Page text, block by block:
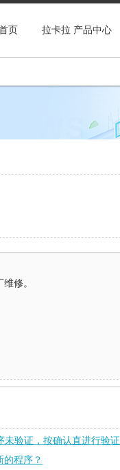
页 拉卡拉 产品中心
修。
未验证，按确认直进行验证
的程序？